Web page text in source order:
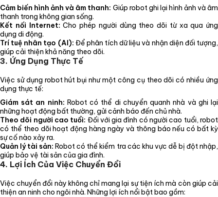
Cảm biến hình ảnh và âm thanh: Giúp robot ghi lại hình ảnh và âm
thanh trong không gian sống.
Kết nối Internet: Cho phép người dùng theo dõi từ xa qua ứng
dụng di động.
Trí tuệ nhân tạo (AI): Để phân tích dữ liệu và nhận diện đối tượng,
giúp cải thiện khả năng theo dõi.
3. Ứng Dụng Thực Tế
Việc sử dụng robot hút bụi như một công cụ theo dõi có nhiều ứng
dụng thực tế:
Giám sát an ninh: Robot có thể di chuyển quanh nhà và ghi lại
những hoạt động bất thường, gửi cảnh báo đến chủ nhà.
Theo dõi người cao tuổi: Đối với gia đình có người cao tuổi, robot
có thể theo dõi hoạt động hàng ngày và thông báo nếu có bất kỳ
sự cố nào xảy ra.
Quản lý tài sản: Robot có thể kiểm tra các khu vực dễ bị đột nhập,
giúp bảo vệ tài sản của gia đình.
4. Lợi Ích Của Việc Chuyển Đổi
Việc chuyển đổi này không chỉ mang lại sự tiện ích mà còn giúp cải
thiện an ninh cho ngôi nhà. Những lợi ích nổi bật bao gồm: